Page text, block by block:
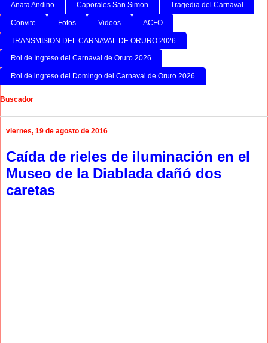
Anata Andino Caporales San Simon Tragedia del Carnaval
Convite Fotos Videos ACFO
TRANSMISION DEL CARNAVAL DE ORURO 2026
Rol de Ingreso del Carnaval de Oruro 2026
Rol de ingreso del Domingo del Carnaval de Oruro 2026
Buscador
viernes, 19 de agosto de 2016
Caída de rieles de iluminación en el
Museo de la Diablada dañó dos
caretas